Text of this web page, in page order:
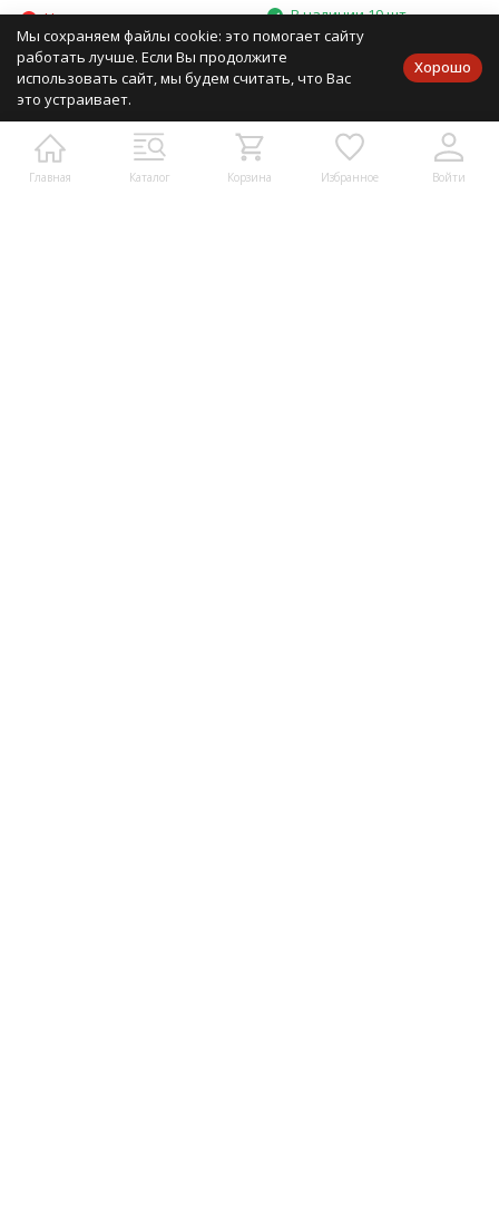
Нет в наличии
Уведомить
В наличии 19 шт.
Показать все
Главная Каталог Корзина Избранное Войти
Мы сохраняем файлы cookie: это помогает сайту
работать лучше. Если Вы продолжите
использовать сайт, мы будем считать, что Вас
это устраивает.
Хорошо